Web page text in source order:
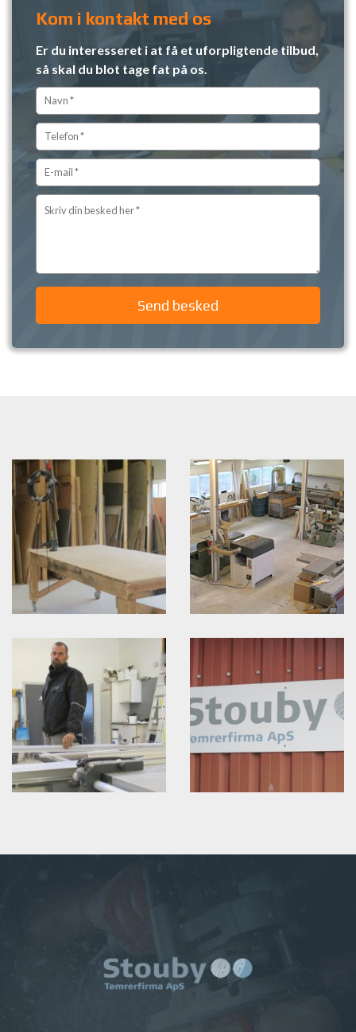
Kom i kontakt med os
Er du interesseret i at få et uforpligtende tilbud,
så skal du blot tage fat på os.